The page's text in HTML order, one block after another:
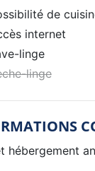
de
internet
linge
linge
hébergement